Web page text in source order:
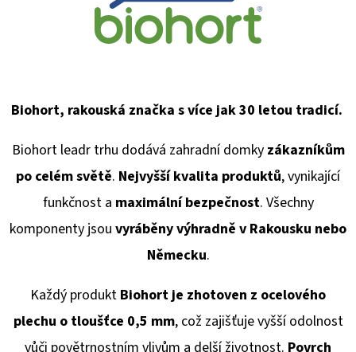
Biohort, rakouská značka s více jak 30 letou tradicí.
Biohort leadr trhu dodává zahradní domky zákazníkům
po celém světě. Nejvyšší kvalita produktů, vynikající
funkčnost a maximální bezpečnost. Všechny
komponenty jsou vyráběny výhradně v Rakousku nebo
Německu.
Každý produkt Biohort je zhotoven z ocelového
plechu o tloušťce 0,5 mm, což zajišťuje vyšší odolnost
vůči povětrnostním vlivům a delší životnost. Povrch